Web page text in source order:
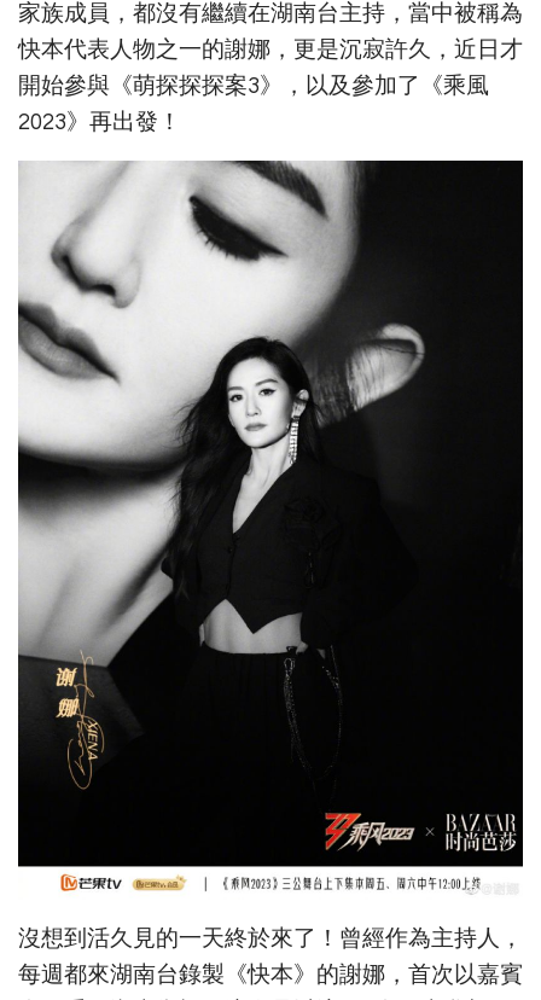
家族成員，都沒有繼續在湖南台主持，當中被稱為
快本代表人物之一的謝娜，更是沉寂許久，近日才
開始參與《萌探探探案3》，以及參加了《乘風
2023》再出發！
沒想到活久見的一天終於來了！曾經作為主持人，
每週都來湖南台錄製《快本》的謝娜，首次以嘉賓